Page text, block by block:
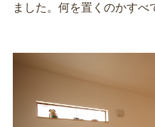
ました。何を置くのかすべ